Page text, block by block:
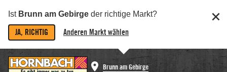
Ist Brunn am Gebirge der richtige Markt?
JA, RICHTIG Anderen Markt wählen
Brunn am Gebirge